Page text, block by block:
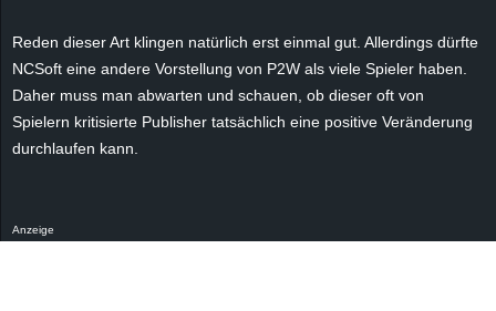
Reden dieser Art klingen natürlich erst einmal gut. Allerdings dürfte
NCSoft eine andere Vorstellung von P2W als viele Spieler haben.
Daher muss man abwarten und schauen, ob dieser oft von
Spielern kritisierte Publisher tatsächlich eine positive Veränderung
durchlaufen kann.
Anzeige